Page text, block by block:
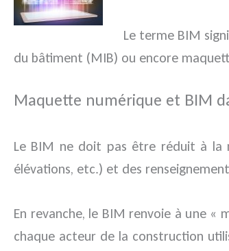
Le terme BIM
du bâtiment (MIB) ou encore
Maquette numérique et BIM
Le BIM ne doit pas être réduit à la
élévations, etc.) et des
En revanche, le BIM renvoie à une «
chaque acteur de la construction